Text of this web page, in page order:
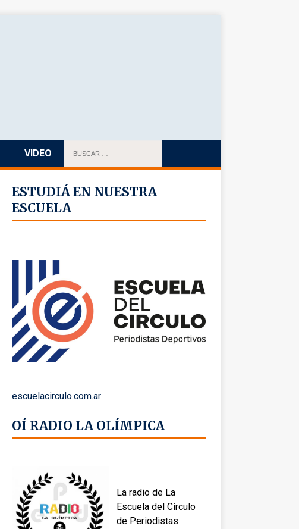
VIDEO
ESTUDIÁ EN NUESTRA
ESCUELA
escuelacirculo.com.ar
OÍ RADIO LA OLÍMPICA
La radio de La
Escuela del Círculo
de Periodistas